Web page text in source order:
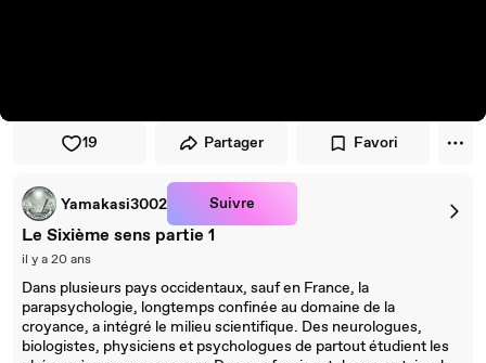
19 Partager Favori
Yamakasi3002 Suivre
Le Sixième sens partie 1
il y a 20 ans
Dans plusieurs pays occidentaux, sauf en France, la
parapsychologie, longtemps confinée au domaine de la
croyance, a intégré le milieu scientifique. Des neurologues,
biologistes, physiciens et psychologues de partout étudient les